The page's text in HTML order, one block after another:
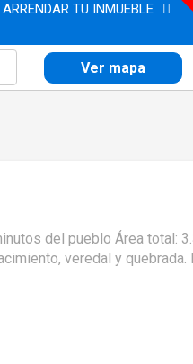
TU INMUEBLE
Ver mapa
175 m² La casa cuenta con: • 3 habitaciones • 2 baños • Cocina integral • Sala